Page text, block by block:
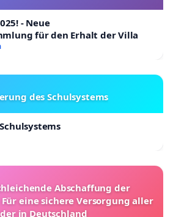
- Neue
für den Erhalt der Villa
des Schulsystems
Abschaffung der
eine sichere Versorgung aller
in Deutschland